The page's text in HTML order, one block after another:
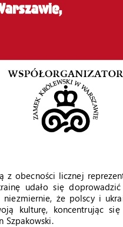
z obecności licznej
udało się
że polscy i
kulturę, koncentrując
Szpakowski.